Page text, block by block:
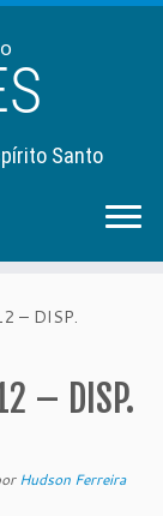
Santo
– DISP.
– DISP.
Hudson Ferreira